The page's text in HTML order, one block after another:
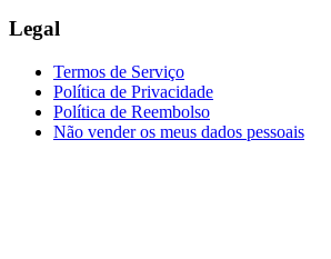
Legal
Termos de Serviço
Política de Privacidade
Política de Reembolso
Não vender os meus dados pessoais